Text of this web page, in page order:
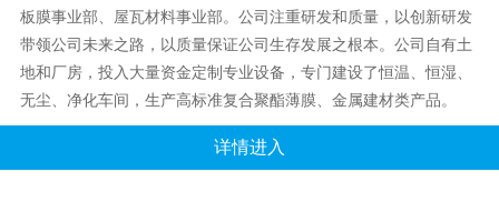
板膜事业部、屋瓦材料事业部。公司注重研发和质量，以创新研发
带领公司未来之路，以质量保证公司生存发展之根本。公司自有土
地和厂房，投入大量资金定制专业设备，专门建设了恒温、恒湿、
无尘、净化车间，生产高标准复合聚酯薄膜、金属建材类产品。
详情进入